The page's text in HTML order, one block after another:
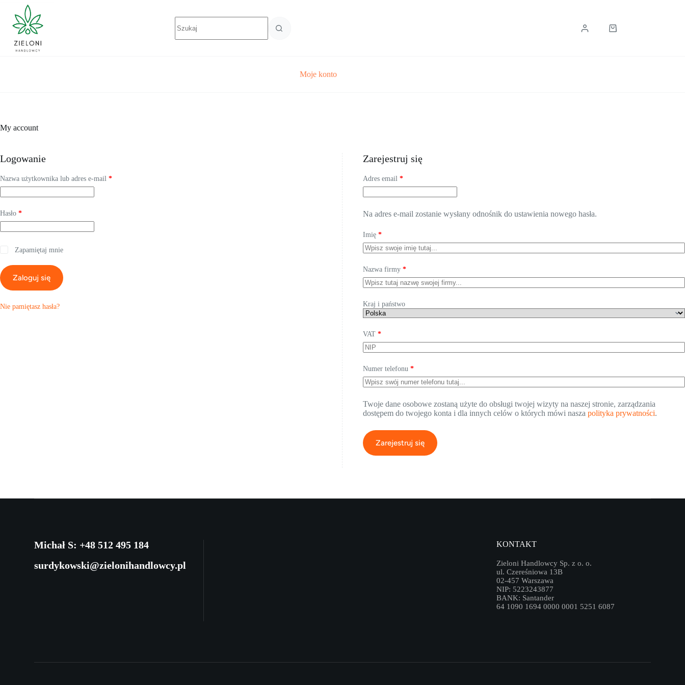
treści
wyników
Koszyk
Moje konto
My account
Logowanie
Nazwa użytkownika lub adres e-mail *Wymagane
Hasło *Wymagane
Zapamiętaj mnie
Zaloguj się
Nie pamiętasz hasła?
Zarejestruj się
Adres email *Wymagane
Na adres e-mail zostanie wysłany odnośnik do ustawienia nowego hasła.
Imię *
Nazwa firmy *
Kraj i państwo
VAT *
Numer telefonu *
Twoje dane osobowe zostaną użyte do obsługi twojej wizyty na naszej stronie, zarządzania
dostępem do twojego konta i dla innych celów o których mówi nasza polityka prywatności.
Zarejestruj się
Michał S: +48 512 495 184
surdykowski@zielonihandlowcy.pl
KONTAKT
Zieloni Handlowcy Sp. z o. o.
ul. Czereśniowa 13B
02-457 Warszawa
NIP: 5223243877
BANK: Santander
64 1090 1694 0000 0001 5251 6087